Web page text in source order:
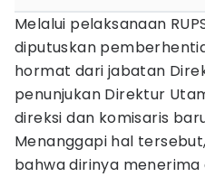
Melalui pelaksanaan
diputuskan
hormat dari jabatan
penunjukan Direktur
direksi dan komisaris
Menanggapi hal
bahwa dirinya